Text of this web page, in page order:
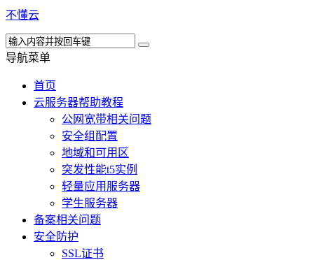
不懂云
导航菜单
首页
云服务器帮助教程
公网宽带相关问题
安全组配置
地域和可用区
突发性能t5实例
轻量应用服务器
学生服务器
备案相关问题
安全防护
SSL证书